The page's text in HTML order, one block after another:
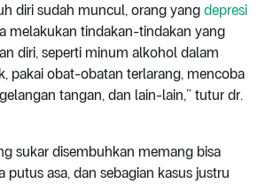
diri sudah muncul, orang yang depresi
melakukan tindakan-tindakan yang
diri, seperti minum alkohol dalam
pakai obat-obatan terlarang, mencoba
tangan, dan lain-lain,” tutur dr.
sukar disembuhkan memang bisa
putus asa, dan sebagian kasus justru